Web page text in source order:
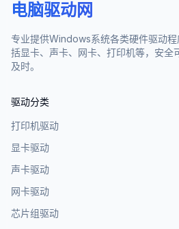
电脑驱动网
专业提供Windows系统各类硬件驱动程
括显卡、声卡、网卡、打印机等，安全
及时。
驱动分类
打印机驱动
显卡驱动
声卡驱动
网卡驱动
芯片组驱动